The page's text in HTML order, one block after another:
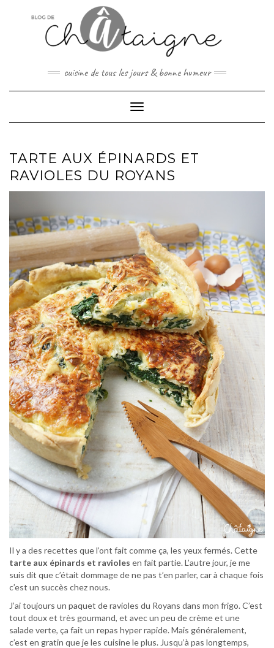
cuisine de tous les jours & bonne humeur
Toggle Navigation
TARTE AUX ÉPINARDS ET
RAVIOLES DU ROYANS
Il y a des recettes que l’ont fait comme ça, les yeux fermés. Cette
tarte aux épinards et ravioles en fait partie. L’autre jour, je me
suis dit que c’était dommage de ne pas t’en parler, car à chaque fois
c’est un succès chez nous.
J’ai toujours un paquet de ravioles du Royans dans mon frigo. C’est
tout doux et très gourmand, et avec un peu de crème et une
salade verte, ça fait un repas hyper rapide. Mais généralement,
c’est en gratin que je les cuisine le plus. Jusqu’à pas longtemps,